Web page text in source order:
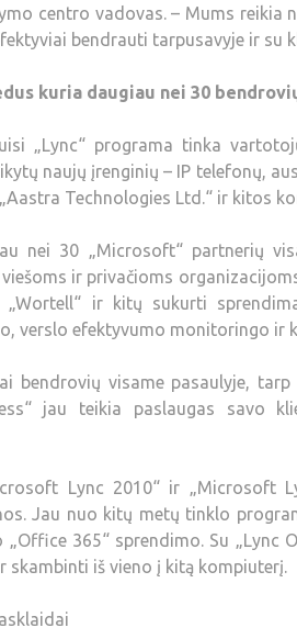
centro vadovas. – Mums
bendrauti tarpusavyje ir su
kuria daugiau nei 30
„Lync“ programa tinka
naujų įrenginių – IP telefonų,
Technologies Ltd.“ ir kitos
nei 30 „Microsoft“ partnerių
ir privačioms
„Wortell“ ir kitų sukurti
verslo efektyvumo monitoringo ir
bendrovių visame pasaulyje, tarp
jau teikia paslaugas savo
Lync 2010“ ir „Microsoft
Jau nuo kitų metų tinklo
365“ sprendimo. Su
skambinti iš vieno į kitą kompiuterį.